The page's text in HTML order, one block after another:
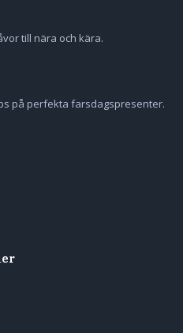
till nära och kära.
på perfekta farsdagspresenter.